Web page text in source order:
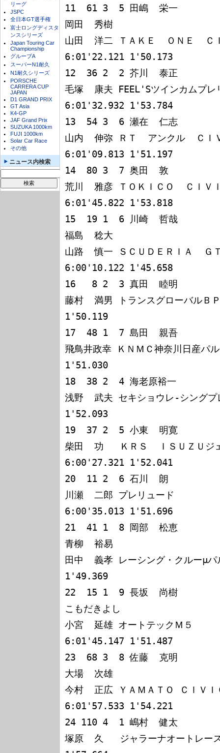
リーグ
JSPC
全日本GT選手権
富士ロングディスタ
ンスシリーズ
Japan Touring Car
Championship
グループA
スーパーN1耐久
N1耐久シリーズ
PORSCHE
CARRERA CUP
JAPAN
D1 GRAND PRIX
GT Asia
K4-GP
JAF Grand Prix
SUZUKA 1000km
FUJI 1000km
Solar Car Race
その他
ニュース内検索
11  61 3  5 田嶋  栄一
岡田  秀樹
山田  洋二 ＴＡＫＥ  ＯＮＥ  Ｃ
6:01'22.121 1'50.173
12  36 2  2 芥川  泰正
毛塚  康夫 FEEL'Sツインカムプ
6:01'32.932 1'53.784
13  54 3  6 瀬在  仁志
山内  伸弥 ＲＴ  アンクル  ＣＩ
6:01'09.813 1'51.197
14  80 3  7 奥田  敦
荒川  雅彦 ＴＯＫＩＣＯ  ＣＩ
6:01'45.822 1'53.818
15  19 1  6 川崎  哲哉
福島  稔大
山路  慎一 ＳＣＵＤＥＲＩＡ
6:00'10.122 1'45.658
16   8 2  3 真田  睦明
藤村  満男 トランスグローバル
1'50.119
17  48 1  7 島田  親吾
飛鳥井政幸 ＫＮＭＣ神奈川日産
1'51.030
18  38 2  4 海老原裕一
浅野  武夫 セキショウレ-シング
1'52.093
19  37 2  5 小東  明寛
柴田  功   ＫＲＳ  ＩＳＵＺＵ
6:00'27.321 1'52.041
20  11 2  6 石川  朗
川瀬  二郎 プレリュード
6:00'35.013 1'51.696
21  41 1  8 岡部  松恵
青柳  裕易
田中  義孝 レーシング・クルー
1'49.369
22  15 1  9 長坂  尚樹
こもだきよし
小宮  延雄 オートテックＭ
6:01'45.147 1'51.487
23  68 3  8 佐藤  克明
大場  次雄
今村  正広 ＹＡＭＡＴＯ ＣＩＶ
6:01'57.533 1'54.221
24 110 4  1 嶋村  健太
塚原  久   ジャラーナオートレー